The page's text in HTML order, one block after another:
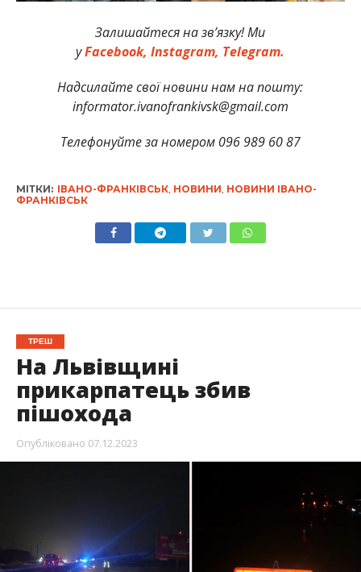
Залишайтеся на зв’язку! Ми
уFacebook, Instagram, Telegram.
Надсилайте свої новини нам на пошту:
informator.ivanofrankivsk@gmail.com
Телефонуйте за номером 096 989 60 87
МІТКИ: ІВАНО-ФРАНКІВСЬК, НОВИНИ НОВИНИ ІВАНО-
ФРАНКІВСЬК
ТРЕШ
На Львівщині
прикарпатець збив
пішохода
Опубліковано 07.12.2023